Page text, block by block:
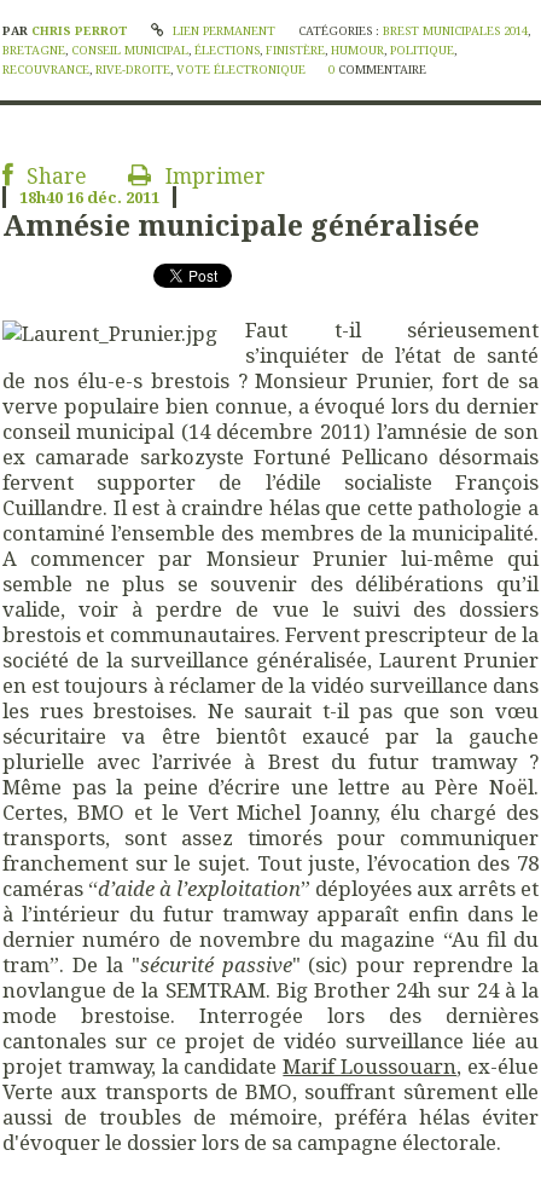
PAR CHRIS PERROT LIEN PERMANENT CATÉGORIES :BREST MUNICIPALES 2014,
BRETAGNE, CONSEIL MUNICIPAL, ÉLECTIONS, FINISTÈRE, HUMOUR, POLITIQUE,
RECOUVRANCE, RIVE-DROITE, VOTE ÉLECTRONIQUE 0 COMMENTAIRE
Share Imprimer
18h4016 déc. 2011
Amnésie municipale généralisée
Faut t-il sérieusement
s’inquiéter de l’état de santé
de nos élu-e-s brestois ? Monsieur Prunier, fort de sa
verve populaire bien connue, a évoqué lors du dernier
conseil municipal (14 décembre 2011) l’amnésie de son
ex camarade sarkozyste Fortuné Pellicano désormais
fervent supporter de l’édile socialiste François
Cuillandre. Il est à craindre hélas que cette pathologie a
contaminé l’ensemble des membres de la municipalité.
A commencer par Monsieur Prunier lui-même qui
semble ne plus se souvenir des délibérations qu’il
valide, voir à perdre de vue le suivi des dossiers
brestois et communautaires. Fervent prescripteur de la
société de la surveillance généralisée, Laurent Prunier
en est toujours à réclamer de la vidéo surveillance dans
les rues brestoises. Ne saurait t-il pas que son vœu
sécuritaire va être bientôt exaucé par la gauche
plurielle avec l’arrivée à Brest du futur tramway ?
Même pas la peine d’écrire une lettre au Père Noël.
Certes, BMO et le Vert Michel Joanny, élu chargé des
transports, sont assez timorés pour communiquer
franchement sur le sujet. Tout juste, l’évocation des 78
caméras “d’aide à l’exploitation” déployées aux arrêts et
à l’intérieur du futur tramway apparaît enfin dans le
dernier numéro de novembre du magazine “Au fil du
tram”. De la "sécurité passive" (sic) pour reprendre la
novlangue de la SEMTRAM. Big Brother 24h sur 24 à la
mode brestoise. Interrogée lors des dernières
cantonales sur ce projet de vidéo surveillance liée au
projet tramway, la candidateMarif Loussouarn, ex-élue
Verte aux transports de BMO, souffrant sûrement elle
aussi de troubles de mémoire, préféra hélas éviter
d'évoquer le dossier lors de sa campagne électorale.